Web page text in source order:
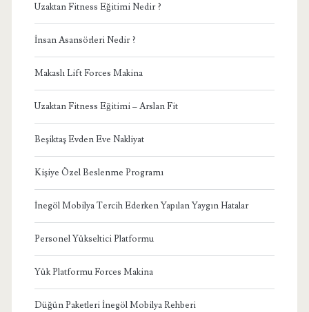
Uzaktan Fitness Eğitimi Nedir ?
İnsan Asansörleri Nedir ?
Makaslı Lift Forces Makina
Uzaktan Fitness Eğitimi – Arslan Fit
Beşiktaş Evden Eve Nakliyat
Kişiye Özel Beslenme Programı
İnegöl Mobilya Tercih Ederken Yapılan Yaygın Hatalar
Personel Yükseltici Platformu
Yük Platformu Forces Makina
Düğün Paketleri İnegöl Mobilya Rehberi